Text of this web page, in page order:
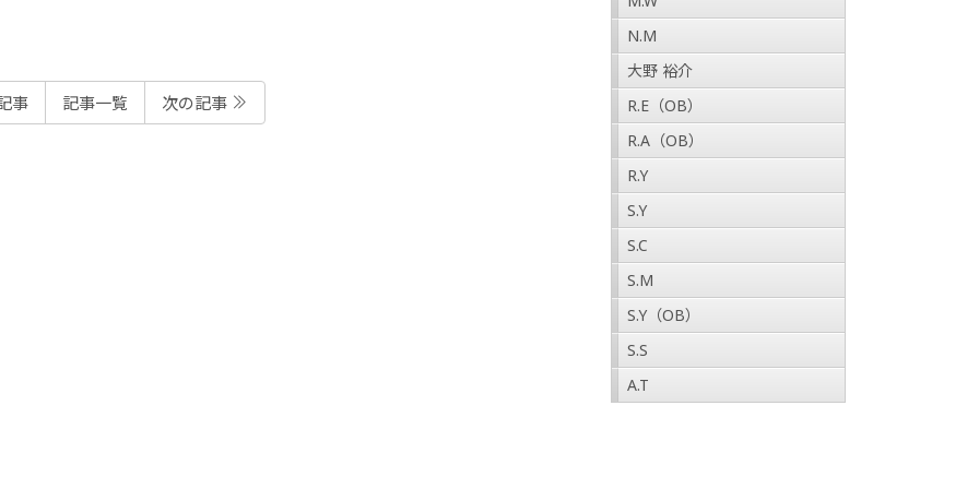
事 記事一覧 次の記事
N.M
大野 裕介
R.E（OB）
R.A（OB）
R.Y
S.Y
S.C
S.M
S.Y（OB）
S.S
A.T